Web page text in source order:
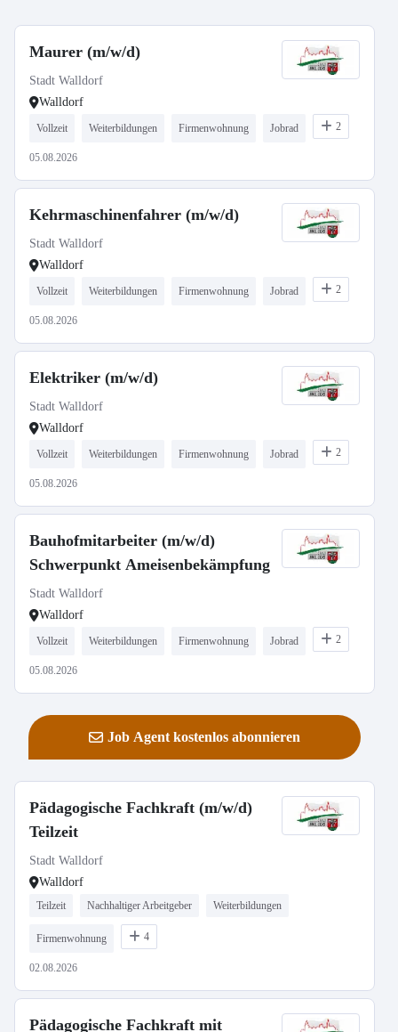
Maurer (m/w/d)
Stadt Walldorf
Walldorf
Vollzeit Weiterbildungen Firmenwohnung Jobrad 2
05.08.2026
Kehrmaschinenfahrer (m/w/d)
Stadt Walldorf
Walldorf
Vollzeit Weiterbildungen Firmenwohnung Jobrad 2
05.08.2026
Elektriker (m/w/d)
Stadt Walldorf
Walldorf
Vollzeit Weiterbildungen Firmenwohnung Jobrad 2
05.08.2026
Bauhofmitarbeiter (m/w/d)
Schwerpunkt Ameisenbekämpfung
Stadt Walldorf
Walldorf
Vollzeit Weiterbildungen Firmenwohnung Jobrad 2
05.08.2026
Job Agent kostenlos abonnieren
Pädagogische Fachkraft (m/w/d)
Teilzeit
Stadt Walldorf
Walldorf
Teilzeit Nachhaltiger Arbeitgeber Weiterbildungen
Firmenwohnung 4
02.08.2026
Pädagogische Fachkraft mit